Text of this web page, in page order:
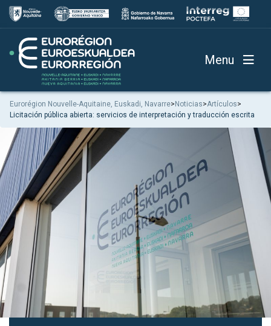
Menu
Eurorégion Nouvelle-Aquitaine, Euskadi, Navarre> Noticias>Artículos>
Licitación pública abierta: servicios de interpretación y traducción escrita